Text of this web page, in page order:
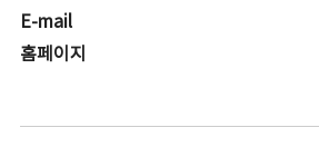
E-mail
홈페이지